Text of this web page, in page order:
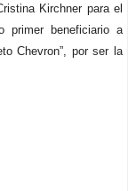
Kirchner para el
primer beneficiario a
Chevron”, por ser la